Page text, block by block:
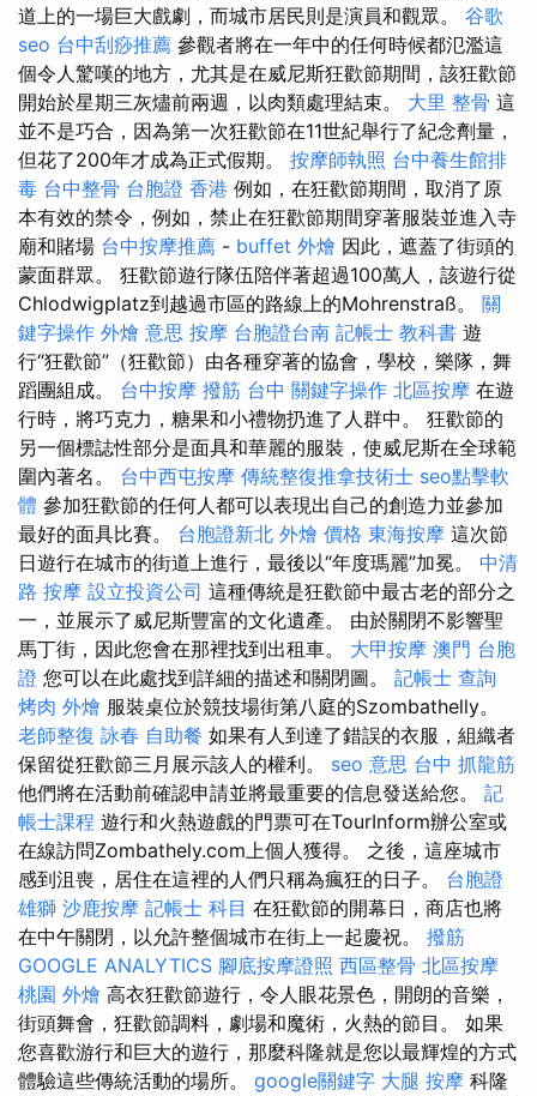
道上的一場巨大戲劇，而城市居民則是演員和觀眾。 谷歌
seo 台中刮痧推薦 參觀者將在一年中的任何時候都氾濫這
個令人驚嘆的地方，尤其是在威尼斯狂歡節期間，該狂歡節
開始於星期三灰燼前兩週，以肉類處理結束。 大里 整骨 這
並不是巧合，因為第一次狂歡節在11世紀舉行了紀念劑量，
但花了200年才成為正式假期。 按摩師執照 台中養生館排
毒 台中整骨 台胞證 香港 例如，在狂歡節期間，取消了原
本有效的禁令，例如，禁止在狂歡節期間穿著服裝並進入寺
廟和賭場 台中按摩推薦 - buffet 外燴 因此，遮蓋了街頭的
蒙面群眾。 狂歡節遊行隊伍陪伴著超過100萬人，該遊行從
Chlodwigplatz到越過市區的路線上的Mohrenstraß。 關
鍵字操作 外燴 意思 按摩 台胞證台南 記帳士 教科書 遊
行“狂歡節”（狂歡節）由各種穿著的協會，學校，樂隊，舞
蹈團組成。 台中按摩 撥筋 台中 關鍵字操作 北區按摩 在遊
行時，將巧克力，糖果和小禮物扔進了人群中。 狂歡節的
另一個標誌性部分是面具和華麗的服裝，使威尼斯在全球範
圍內著名。 台中西屯按摩 傳統整復推拿技術士 seo點擊軟
體 參加狂歡節的任何人都可以表現出自己的創造力並參加
最好的面具比賽。 台胞證新北 外燴 價格 東海按摩 這次節
日遊行在城市的街道上進行，最後以“年度瑪麗”加冕。 中清
路 按摩 設立投資公司 這種傳統是狂歡節中最古老的部分之
一，並展示了威尼斯豐富的文化遺產。 由於關閉不影響聖
馬丁街，因此您會在那裡找到出租車。 大甲按摩 澳門 台胞
證 您可以在此處找到詳細的描述和關閉圖。 記帳士 查詢
烤肉 外燴 服裝桌位於競技場街第八庭的Szombathelly。
老師整復 詠春 自助餐 如果有人到達了錯誤的衣服，組織者
保留從狂歡節三月展示該人的權利。 seo 意思 台中 抓龍筋
他們將在活動前確認申請並將最重要的信息發送給您。 記
帳士課程 遊行和火熱遊戲的門票可在TourInform辦公室或
在線訪問Zombathely.com上個人獲得。 之後，這座城市
感到沮喪，居住在這裡的人們只稱為瘋狂的日子。 台胞證
雄獅 沙鹿按摩 記帳士 科目 在狂歡節的開幕日，商店也將
在中午關閉，以允許整個城市在街上一起慶祝。 撥筋
GOOGLE ANALYTICS 腳底按摩證照 西區整骨 北區按摩
桃園 外燴 高衣狂歡節遊行，令人眼花景色，開朗的音樂，
街頭舞會，狂歡節調料，劇場和魔術，火熱的節目。 如果
您喜歡游行和巨大的遊行，那麼科隆就是您以最輝煌的方式
體驗這些傳統活動的場所。 google關鍵字 大腿 按摩 科隆